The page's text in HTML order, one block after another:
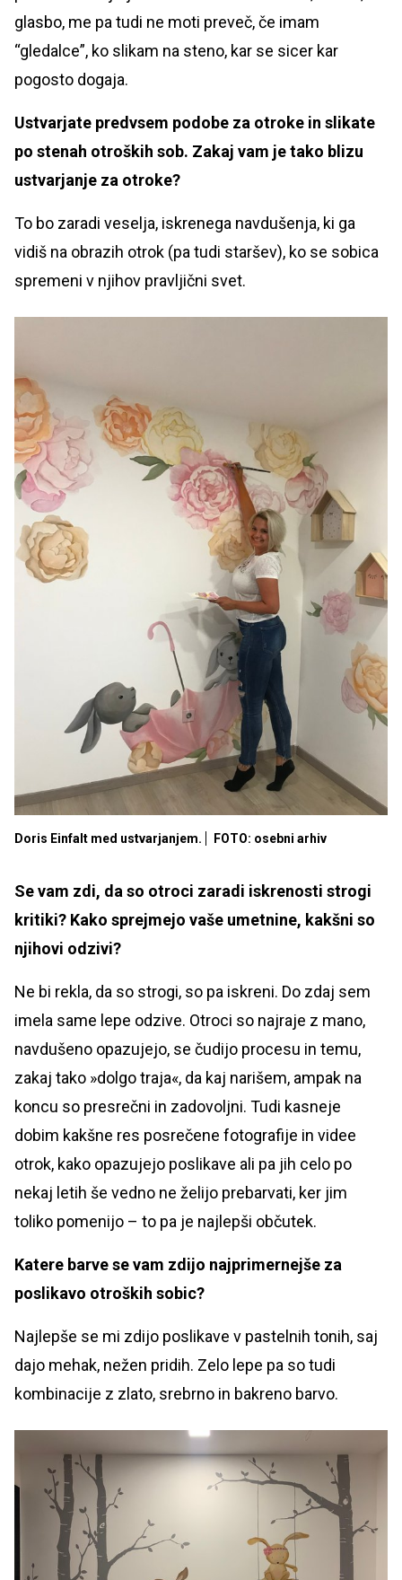
glasbo, me pa tudi ne moti preveč, če imam
“gledalce”, ko slikam na steno, kar se sicer kar
pogosto dogaja.
Ustvarjate predvsem podobe za otroke in slikate
po stenah otroških sob. Zakaj vam je tako blizu
ustvarjanje za otroke?
To bo zaradi veselja, iskrenega navdušenja, ki ga
vidiš na obrazih otrok (pa tudi staršev), ko se sobica
spremeni v njihov pravljični svet.
Doris Einfalt med ustvarjanjem. FOTO: osebni arhiv
Se vam zdi, da so otroci zaradi iskrenosti strogi
kritiki? Kako sprejmejo vaše umetnine, kakšni so
njihovi odzivi?
Ne bi rekla, da so strogi, so pa iskreni. Do zdaj sem
imela same lepe odzive. Otroci so najraje z mano,
navdušeno opazujejo, se čudijo procesu in temu,
zakaj tako »dolgo traja«, da kaj narišem, ampak na
koncu so presrečni in zadovoljni. Tudi kasneje
dobim kakšne res posrečene fotografije in videe
otrok, kako opazujejo poslikave ali pa jih celo po
nekaj letih še vedno ne želijo prebarvati, ker jim
toliko pomenijo – to pa je najlepši občutek.
Katere barve se vam zdijo najprimernejše za
poslikavo otroških sobic?
Najlepše se mi zdijo poslikave v pastelnih tonih, saj
dajo mehak, nežen pridih. Zelo lepe pa so tudi
kombinacije z zlato, srebrno in bakreno barvo.